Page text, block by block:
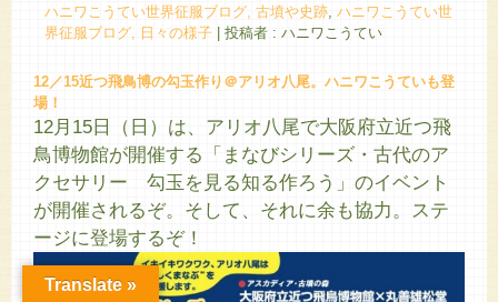
ハニワこうてい世界征服ブログ, 古墳や史跡, ハニワこうてい世
界征服ブログ, 日々の様子
投稿者 : ハニワこうてい
12／15近つ飛鳥博の勾玉作り＠アリオ八尾。ハニワこうていも登
場！
12月15日（日）は、アリオ八尾で大阪府立近つ飛
鳥博物館が開催する「まなびシリーズ・古代のア
クセサリー 勾玉を見る知る作ろう」のイベント
が開催されるぞ。そして、それに余も協力。ステ
ージに登場するぞ！
Translate »